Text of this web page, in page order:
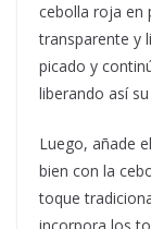
cebolla roja en
transparente y
picado y
liberando así
Luego, añade
bien con la
toque